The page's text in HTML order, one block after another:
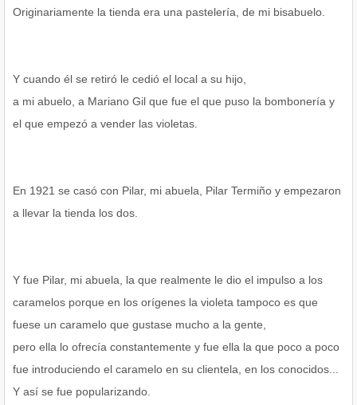
Originariamente la tienda era una pastelería, de mi bisabuelo.
Y cuando él se retiró le cedió el local a su hijo,
a mi abuelo, a Mariano Gil que fue el que puso la bombonería y
el que empezó a vender las violetas.
En 1921 se casó con Pilar, mi abuela, Pilar Termiño y empezaron
a llevar la tienda los dos.
Y fue Pilar, mi abuela, la que realmente le dio el impulso a los
caramelos porque en los orígenes la violeta tampoco es que
fuese un caramelo que gustase mucho a la gente,
pero ella lo ofrecía constantemente y fue ella la que poco a poco
fue introduciendo el caramelo en su clientela, en los conocidos...
Y así se fue popularizando.